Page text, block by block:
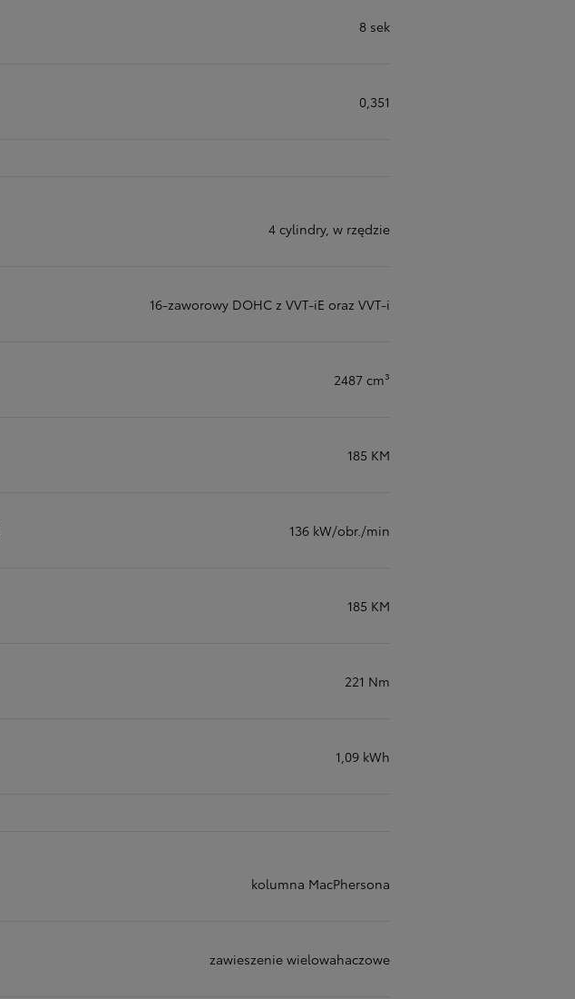
8 sek
0,351
4 cylindry, w rzędzie
16-zaworowy DOHC z VVT-iE oraz VVT-i
2487 cm³
185 KM
136 kW/obr./min
185 KM
221 Nm
1,09 kWh
kolumna MacPhersona
zawieszenie wielowahaczowe